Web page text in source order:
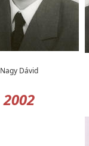
Nagy Dávid
2002